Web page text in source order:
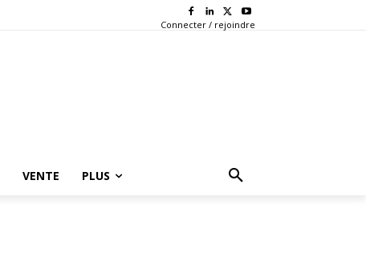
Connecter / rejoindre
VENTE PLUS